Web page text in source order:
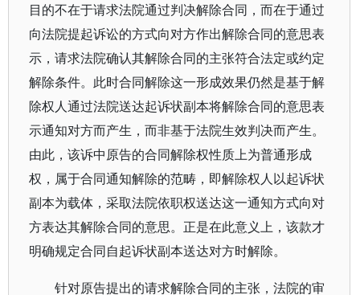
目的不在于请求法院通过判决解除合同，而在于通过
向法院提起诉讼的方式向对方作出解除合同的意思表
示，请求法院确认其解除合同的主张符合法定或约定
解除条件。此时合同解除这一形成效果仍然是基于解
除权人通过法院送达起诉状副本将解除合同的意思表
示通知对方而产生，而非基于法院生效判决而产生。
由此，该诉中原告的合同解除权性质上为普通形成
权，属于合同通知解除的范畴，即解除权人以起诉状
副本为载体，采取法院依职权送达这一通知方式向对
方表达其解除合同的意思。正是在此意义上，该款才
明确规定合同自起诉状副本送达对方时解除。
针对原告提出的请求解除合同的主张，法院的审